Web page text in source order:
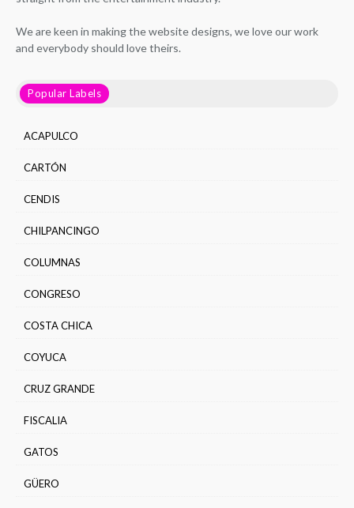
We are keen in making the website designs, we love our work
and everybody should love theirs.
Popular Labels
ACAPULCO
CARTÓN
CENDIS
CHILPANCINGO
COLUMNAS
CONGRESO
COSTA CHICA
COYUCA
CRUZ GRANDE
FISCALIA
GATOS
GÜERO